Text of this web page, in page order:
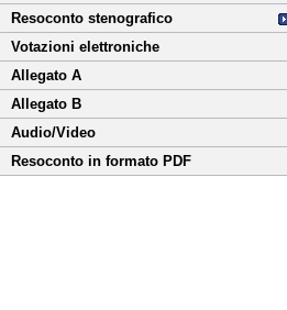
Resoconto stenografico
Votazioni elettroniche
Allegato A
Allegato B
Audio/Video
Resoconto in formato PDF